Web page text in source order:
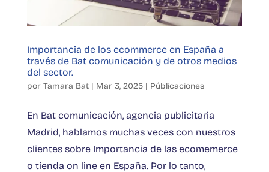
Importancia de los ecommerce en España a
través de Bat comunicación y de otros medios
del sector.
por Tamara Bat| Mar 3, 2025| Públicaciones
En Bat comunicación, agencia publicitaria
Madrid, hablamos muchas veces con nuestros
clientes sobre Importancia de las ecomemerce
o tienda on line en España. Por lo tanto,